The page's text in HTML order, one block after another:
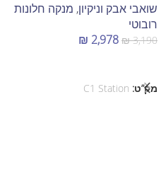
שואבי אבק וניקיון, מנקה חלונות
רובוטי
₪3,190
₪ 2,978
מק”ט: C1 Station